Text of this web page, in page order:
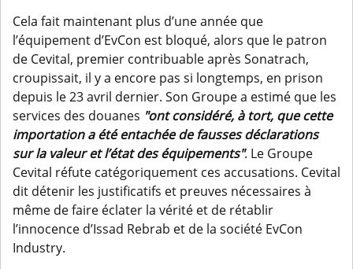
Cela fait maintenant plus d’une année que
l’équipement d’EvCon est bloqué, alors que le patron
de Cevital, premier contribuable après Sonatrach,
croupissait, il y a encore pas si longtemps, en prison
depuis le 23 avril dernier. Son Groupe a estimé que les
services des douanes "ont considéré, à tort, que cette
importation a été entachée de fausses déclarations
sur la valeur et l’état des équipements". Le Groupe
Cevital réfute catégoriquement ces accusations. Cevital
dit détenir les justificatifs et preuves nécessaires à
même de faire éclater la vérité et de rétablir
l’innocence d’Issad Rebrab et de la société EvCon
Industry.